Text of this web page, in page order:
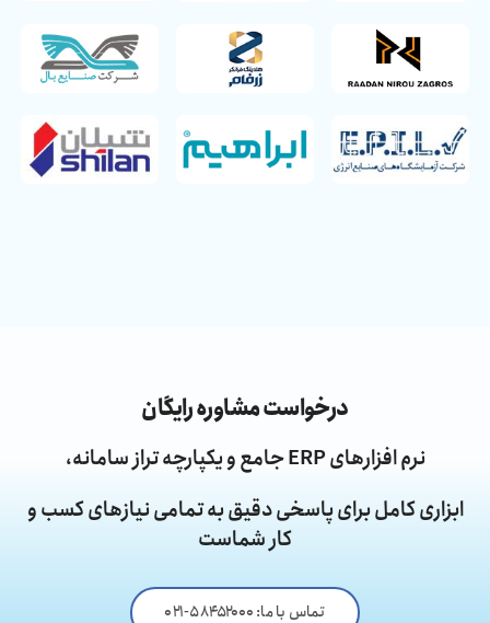
درخواست مشاوره رایگان
نرم افزارهای ERP جامع و یکپارچه تراز سامانه،
ابزاری کامل برای پاسخی دقیق به تمامی نیازهای کسب و
کار شماست
تماس با ما: ۵۸۴۵۲۰۰۰-۰۲۱